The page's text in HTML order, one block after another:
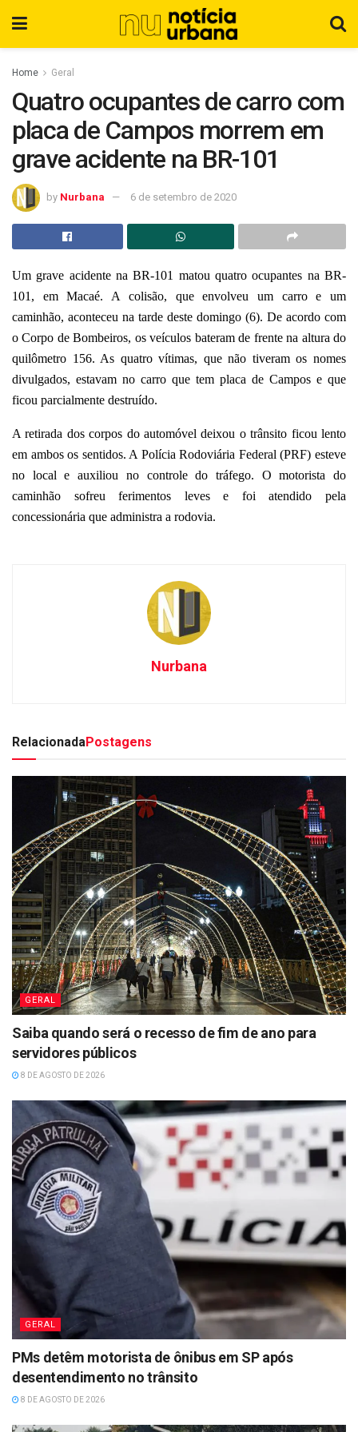
Home Geral
Quatro ocupantes de carro com
placa de Campos morrem em
grave acidente na BR-101
by Nurbana 6 de setembro de 2020
Um grave acidente na BR-101 matou quatro ocupantes na BR-
101, em Macaé. A colisão, que envolveu um carro e um
caminhão, aconteceu na tarde deste domingo (6). De acordo com
o Corpo de Bombeiros, os veículos bateram de frente na altura do
quilômetro 156. As quatro vítimas, que não tiveram os nomes
divulgados, estavam no carro que tem placa de Campos e que
ficou parcialmente destruído.
A retirada dos corpos do automóvel deixou o trânsito ficou lento
em ambos os sentidos. A Polícia Rodoviária Federal (PRF) esteve
no local e auxiliou no controle do tráfego. O motorista do
caminhão sofreu ferimentos leves e foi atendido pela
concessionária que administra a rodovia.
Nurbana
RelacionadaPostagens
GERAL
Saiba quando será o recesso de fim de ano para
servidores públicos
8 DE AGOSTO DE 2026
GERAL
PMs detêm motorista de ônibus em SP após
desentendimento no trânsito
8 DE AGOSTO DE 2026